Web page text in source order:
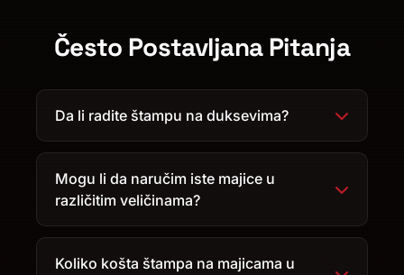
Često Postavljana Pitanja
Da li radite štampu na duksevima?
Mogu li da naručim iste majice u
različitim veličinama?
Koliko košta štampa na majicama u